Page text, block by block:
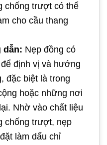
chống trượt có thể
cho cầu thang
dẫn: Nẹp đồng có
định vị và hướng
đặc biệt là trong
hoặc những nơi
Nhờ vào chất liệu
chống trượt, nẹp
làm dấu chỉ